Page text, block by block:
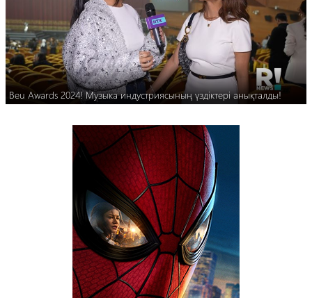
Beu Awards 2024! Музыка индустриясының үздіктері анықталды!